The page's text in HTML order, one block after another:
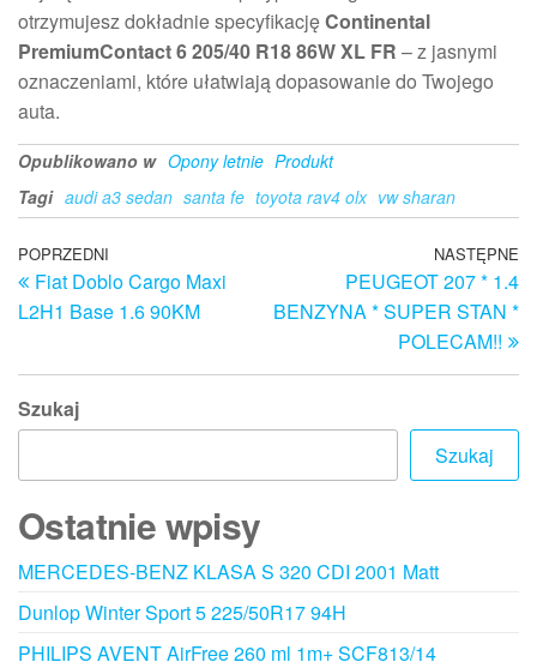
otrzymujesz dokładnie specyfikacjęContinental
PremiumContact 6 205/40 R18 86W XL FR – z jasnymi
oznaczeniami, które ułatwiają dopasowanie do Twojego
auta.
Opublikowano w Opony letnie Produkt
Tagi audi a3 sedan santa fe toyota rav4 olx vw sharan
Nawigacja
wpisu
Poprzedni
wpis
POPRZEDNI
Fiat Doblo Cargo Maxi
L2H1 Base 1.6 90KM
NASTĘPNE
PEUGEOT 207 * 1.4
BENZYNA * SUPER STAN *
POLECAM!!
Szukaj
Szukaj
Ostatnie wpisy
MERCEDES-BENZ KLASA S 320 CDI 2001 Matt
Dunlop Winter Sport 5 225/50R17 94H
PHILIPS AVENT AirFree 260 ml 1m+ SCF813/14